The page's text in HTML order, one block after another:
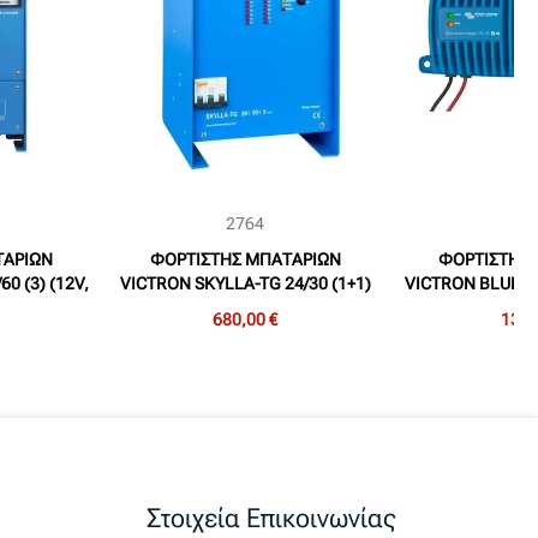
(3) (12V,
2764
ΦΟΡΤΙΣΤΗΣ ΜΠΑΤΑΡΙΩΝ
VICTRON SKYLLA-TG 24/30 (1+1)
680,00 €
ΦΟΡΤΙΣΤΗΣ
VICTRON BLUE
Στοιχεία Επικοινωνίας